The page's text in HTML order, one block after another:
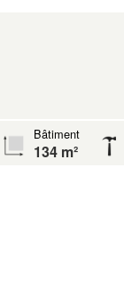
Bâtiment
134 m²